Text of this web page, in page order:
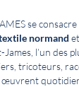
se
normand
l’un des
tricoteurs,